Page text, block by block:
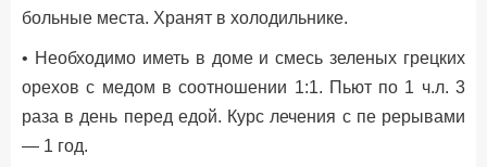
больные места. Хранят в холодильнике.
• Необходимо иметь в доме и смесь зеленых грецких
орехов с медом в соотношении 1:1. Пьют по 1 ч.л. 3
раза в день перед едой. Курс лечения с пе рерывами
— 1 год.